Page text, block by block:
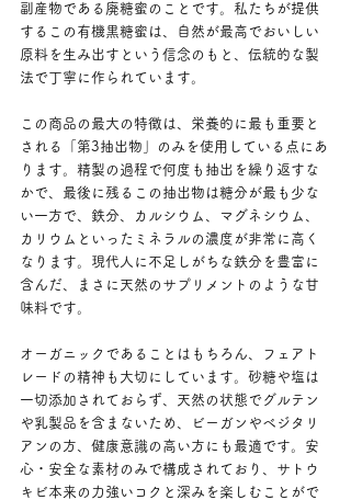
副産物である廃糖蜜のことです。私たちが提供
するこの有機黒糖蜜は、自然が最高でおいしい
原料を生み出すという信念のもと、伝統的な製
法で丁寧に作られています。
この商品の最大の特徴は、栄養的に最も重要と
される「第3抽出物」のみを使用している点にあ
ります。精製の過程で何度も抽出を繰り返すな
かで、最後に残るこの抽出物は糖分が最も少な
い一方で、鉄分、カルシウム、マグネシウム、
カリウムといったミネラルの濃度が非常に高く
なります。現代人に不足しがちな鉄分を豊富に
含んだ、まさに天然のサプリメントのような甘
味料です。
オーガニックであることはもちろん、フェアト
レードの精神も大切にしています。砂糖や塩は
一切添加されておらず、天然の状態でグルテン
や乳製品を含まないため、ビーガンやベジタリ
アンの方、健康意識の高い方にも最適です。安
心・安全な素材のみで構成されており、サトウ
キビ本来の力強いコクと深みを楽しむことがで